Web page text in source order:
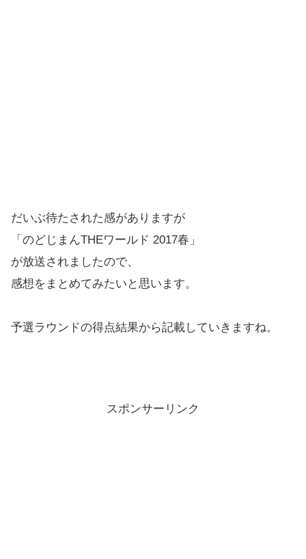
だいぶ待たされた感がありますが
「のどじまんTHEワールド 2017春」
が放送されましたので、
感想をまとめてみたいと思います。
予選ラウンドの得点結果から記載していきますね。
スポンサーリンク